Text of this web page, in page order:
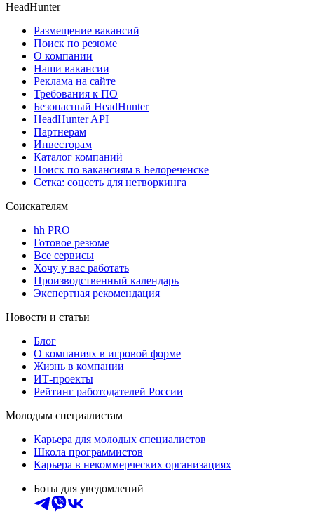
HeadHunter
Размещение вакансий
Поиск по резюме
О компании
Наши вакансии
Реклама на сайте
Требования к ПО
Безопасный HeadHunter
HeadHunter API
Партнерам
Инвесторам
Каталог компаний
Поиск по вакансиям в Белореченске
Сетка: соцсеть для нетворкинга
Соискателям
hh PRO
Готовое резюме
Все сервисы
Хочу у вас работать
Производственный календарь
Экспертная рекомендация
Новости и статьи
Блог
О компаниях в игровой форме
Жизнь в компании
ИТ-проекты
Рейтинг работодателей России
Молодым специалистам
Карьера для молодых специалистов
Школа программистов
Карьера в некоммерческих организациях
Боты для уведомлений